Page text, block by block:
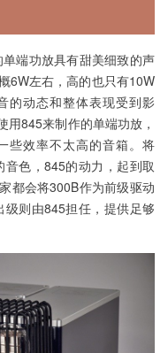
端功放具有甜美细致的声
6W左右，高的也只有10W
的动态和整体表现受到影
845来制作的单端功放，
些效率不太高的音箱。将
色，845的动力，起到取
都会将300B作为前级驱动
则由845担任，提供足够